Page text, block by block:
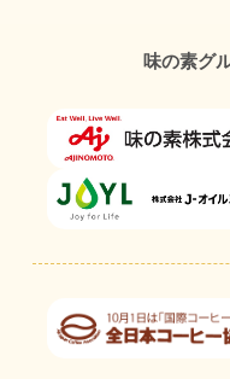
味の素グ